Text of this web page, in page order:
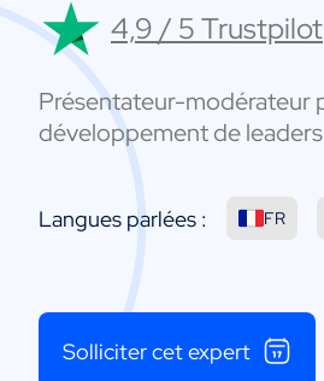
4,9 / 5 Trustpilot
Présentateur-modérateur
développement de
Langues parlées : FR
Solliciter cet expert